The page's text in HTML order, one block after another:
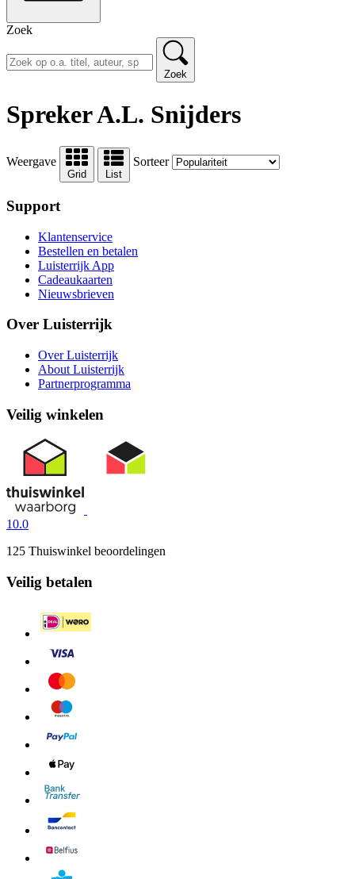
Zoek
Zoek
Spreker A.L. Snijders
Weergave
Grid List
Sorteer
Support
Klantenservice
Bestellen en betalen
Luisterrijk App
Cadeaukaarten
Nieuwsbrieven
Over Luisterrijk
Over Luisterrijk
About Luisterrijk
Partnerprogramma
Veilig winkelen
10.0
125 Thuiswinkel beoordelingen
Veilig betalen